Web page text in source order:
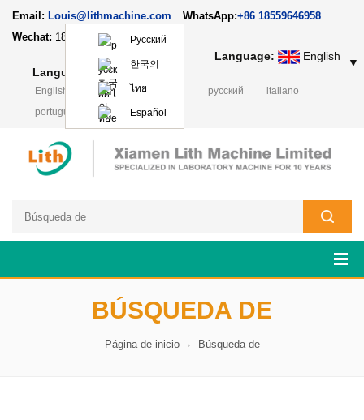
Email: Louis@lithmachine.com WhatsApp:+86 18559646958
Wechat: 18659217588
Language: English ▼
Language: English
Русский
한국의
ไทย
Español
English français русский
italiano
português
日本語 Polski
BÚSQUEDA DE
Página de inicio Búsqueda de